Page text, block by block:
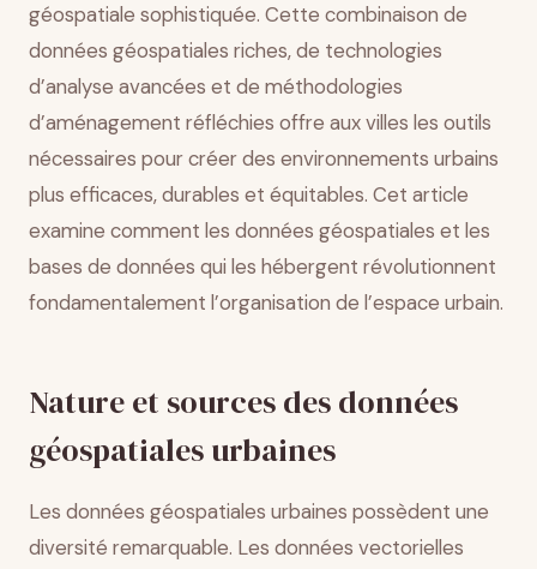
géospatiale sophistiquée. Cette combinaison de
données géospatiales riches, de technologies
d’analyse avancées et de méthodologies
d’aménagement réfléchies offre aux villes les outils
nécessaires pour créer des environnements urbains
plus efficaces, durables et équitables. Cet article
examine comment les données géospatiales et les
bases de données qui les hébergent révolutionnent
fondamentalement l’organisation de l’espace urbain.
Nature et sources des données
géospatiales urbaines
Les données géospatiales urbaines possèdent une
diversité remarquable. Les données vectorielles